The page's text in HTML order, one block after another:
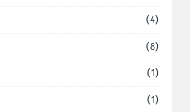
(4)
(8)
(1)
(1)